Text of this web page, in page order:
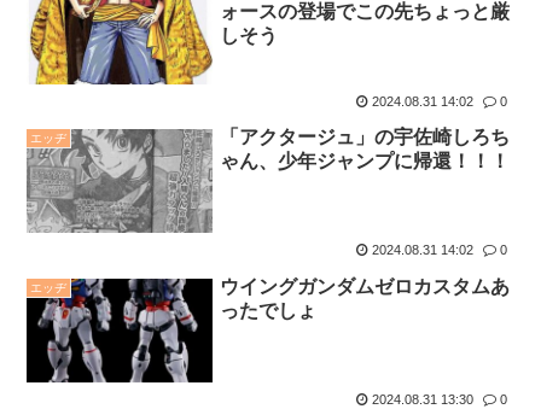
ォースの登場でこの先ちょっと厳
しそう
2024.08.31 14:02 0
エッヂ
「アクタージュ」の宇佐崎しろち
ゃん、少年ジャンプに帰還！！！
2024.08.31 14:02 0
エッヂ
ウイングガンダムゼロカスタムあ
ったでしょ
2024.08.31 13:30 0